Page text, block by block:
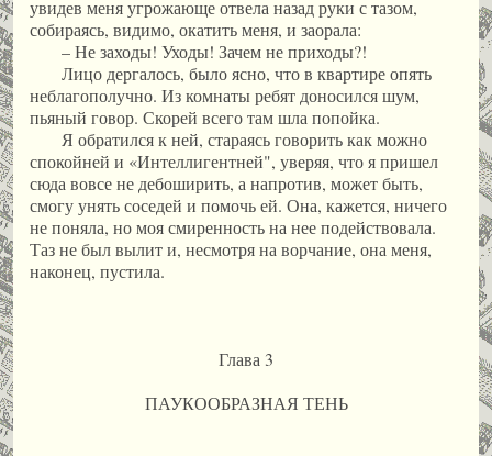
увидев меня угрожающе отвела назад руки с тазом,
собираясь, видимо, окатить меня, и заорала:
– Не заходы! Уходы! Зачем не приходы?!
Лицо дергалось, было ясно, что в квартире опять
неблагополучно. Из комнаты ребят доносился шум,
пьяный говор. Скорей всего там шла попойка.
Я обратился к ней, стараясь говорить как можно
спокойней и «Интеллигентней", уверяя, что я пришел
сюда вовсе не дебоширить, а напротив, может быть,
смогу унять соседей и помочь ей. Она, кажется, ничего
не поняла, но моя смиренность на нее подействовала.
Таз не был вылит и, несмотря на ворчание, она меня,
наконец, пустила.
Глава 3
ПАУКООБРАЗНАЯ ТЕНЬ